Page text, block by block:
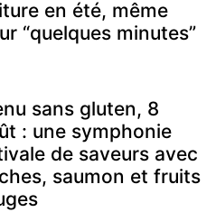
en été, même
“quelques minutes”
sans gluten, 8
: une symphonie
de saveurs avec
saumon et fruits